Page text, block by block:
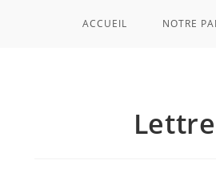
ACCUEIL NOTRE